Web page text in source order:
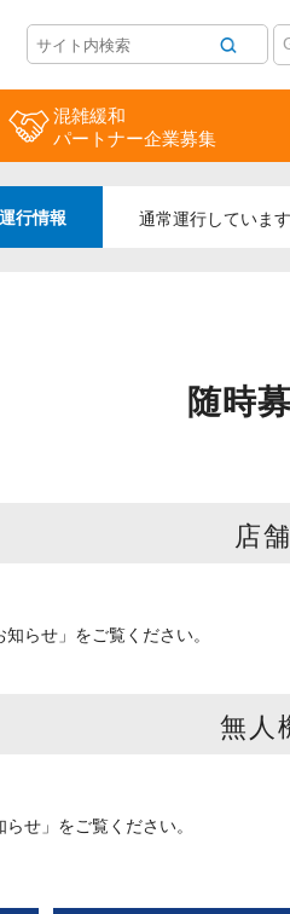
混雑緩和
パートナー企業募集
運行情報 通常運行しています
随時
店
らせ」をご覧ください。
無人
せ」をご覧ください。